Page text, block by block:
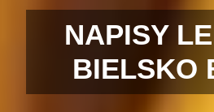
NAPISY
BIELSKO